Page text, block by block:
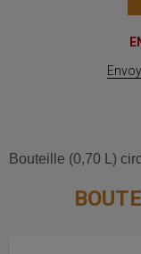
Bouteille (0,70 L)